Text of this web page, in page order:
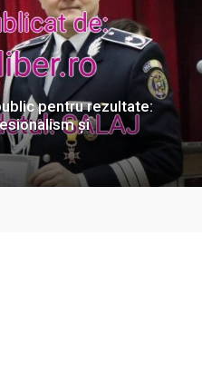
pentru rezultate:
și